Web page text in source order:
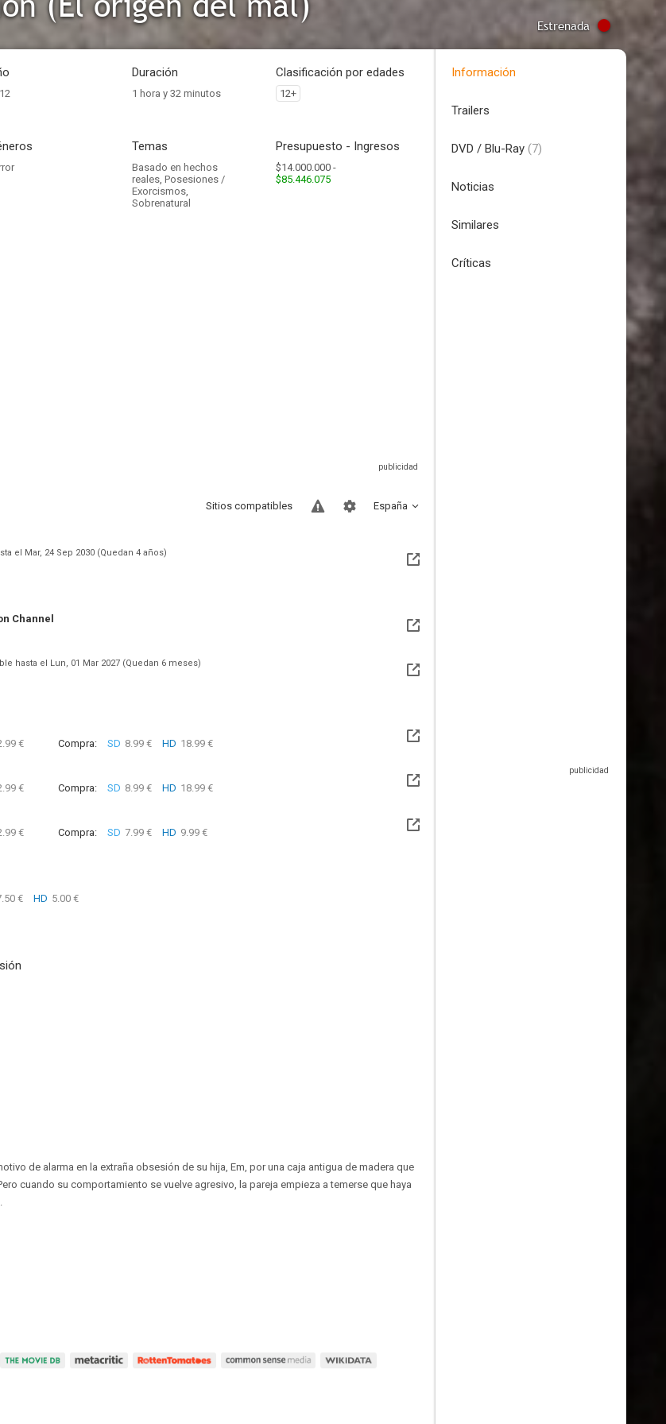
Estrenada
Duración
1 hora y 32 minutos
Clasificación por edades
12+
Temas
Basado en hechos
reales, Posesiones /
Exorcismos,
Sobrenatural
Presupuesto - Ingresos
$14.000.000 -
$85.446.075
España
Sitios compatibles
el Mar, 24 Sep 2030 (Quedan 4 años)
Channel
hasta el Lun, 01 Mar 2027 (Quedan 6 meses)
€ Compra: SD 8.99 € HD 18.99 €
€ Compra: SD 8.99 € HD 18.99 €
€ Compra: SD 7.99 € HD 9.99 €
€ HD 5.00 €
de alarma en la extraña obsesión de su hija, Em, por una caja antigua de madera que
cuando su comportamiento se vuelve agresivo, la pareja empieza a temerse que haya
Información
Trailers
DVD / Blu-Ray (7)
Noticias
Similares
Críticas